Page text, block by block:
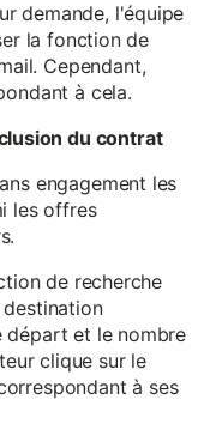
demande, l'équipe
la fonction de
Cependant,
à cela.
du contrat
engagement les
les offres
de recherche
départ et le nombre
clique sur le
à ses